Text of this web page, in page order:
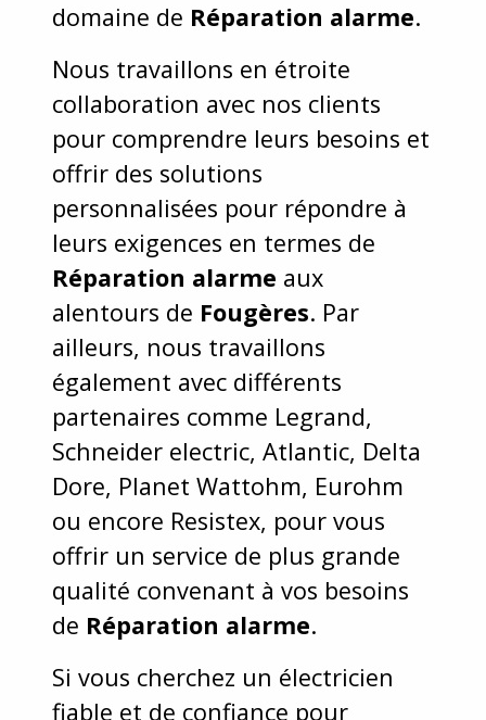
domaine de Réparation alarme.
Nous travaillons en étroite
collaboration avec nos clients
pour comprendre leurs besoins et
offrir des solutions
personnalisées pour répondre à
leurs exigences en termes de
Réparation alarme aux
alentours de Fougères. Par
ailleurs, nous travaillons
également avec différents
partenaires comme Legrand,
Schneider electric, Atlantic, Delta
Dore, Planet Wattohm, Eurohm
ou encore Resistex, pour vous
offrir un service de plus grande
qualité convenant à vos besoins
de Réparation alarme.
Si vous cherchez un électricien
fiable et de confiance pour